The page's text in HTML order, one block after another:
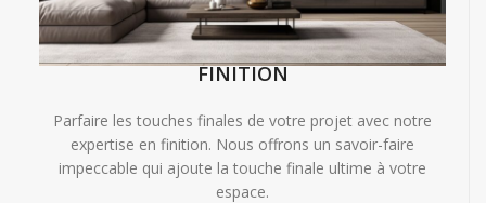
FINITION
Parfaire les touches finales de votre projet avec notre
expertise en finition. Nous offrons un savoir-faire
impeccable qui ajoute la touche finale ultime à votre
espace.